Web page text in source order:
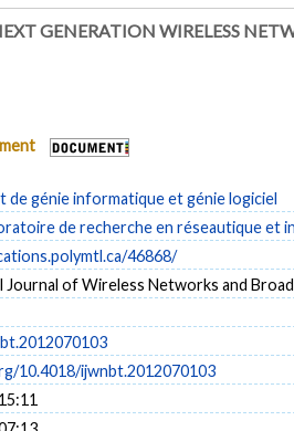
GENERATION WIRELESS
de génie informatique et génie logiciel
de recherche en réseautique et
46868/
of Wireless Networks and
10.4018/ijwnbt.2012070103